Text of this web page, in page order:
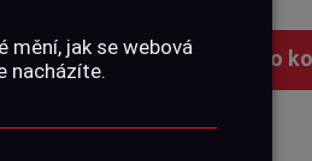
jak se webová
nacházíte.
Vložit do